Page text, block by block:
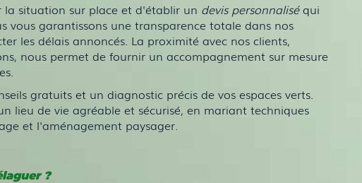
la situation sur place et d'établir un devis personnaliséqui
vous garantissons une transparence totale dans nos
les délais annoncés. La proximité avec nos clients,
nous permet de fournir un accompagnement sur mesure
gratuits et un diagnostic précis de vos espaces verts.
lieu de vie agréable et sécurisé, en mariant techniques
et l'aménagement paysager.
?